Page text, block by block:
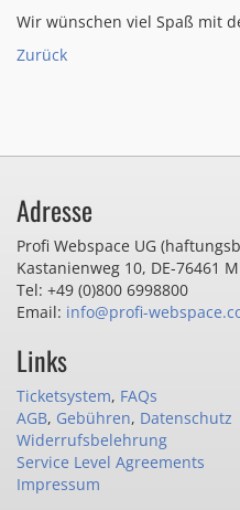
Wir wünschen viel Spaß mit
Zurück
Adresse
Profi Webspace UG
Kastanienweg 10, DE-76461
Tel: +49 (0)800 6998800
Email: info@profi-
Links
Ticketsystem, FAQs
AGB, Gebühren, Datenschutz
Widerrufsbelehrung
Service Level Agreements
Impressum